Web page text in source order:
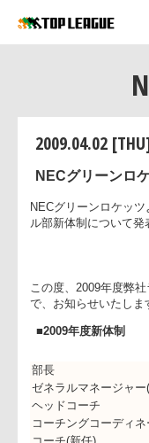
コラム
2009.04.02
NECグリーンロ
NECグリーンロケ
ル部新体制につい
で、お知らせいたし
■2009年度新体制
部長
ゼネラルマネージャ